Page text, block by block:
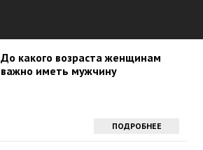
До какого возраста женщинам
важно иметь мужчину
ПОДРОБНЕЕ